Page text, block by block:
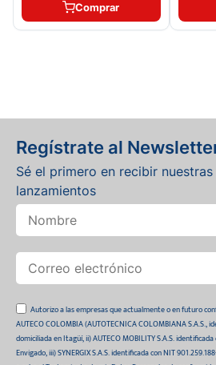
Comprar
Regístrate al
Sé el primero en recibir
lanzamientos
Autorizo a las empresas que actualmente o en futuro
AUTECO COLOMBIA (AUTOTECNICA COLOMBIANA S.A.S.,
domiciliada en Itagüí, ii) AUTECO MOBILITY S.A.S.
Envigado, iii) SYNERGIX S.A.S. identificada con NIT